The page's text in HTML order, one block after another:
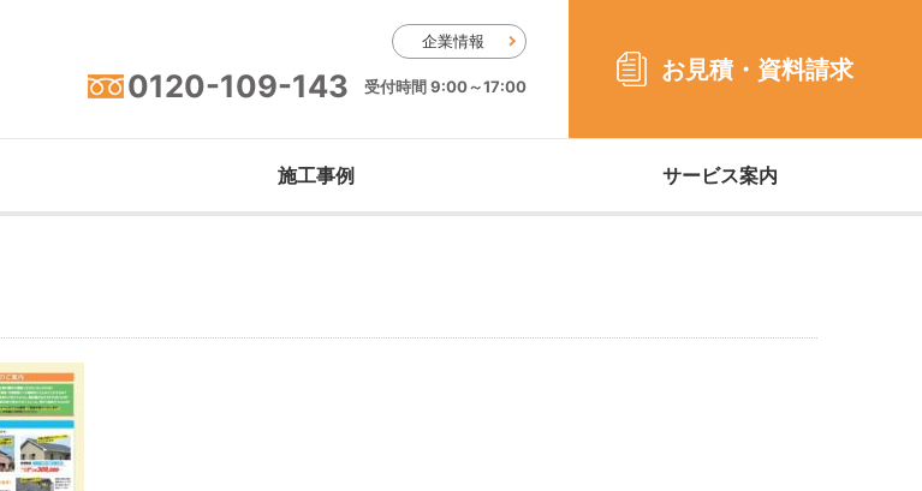
企業情報
0120-109-143 受付時間 9:00～17:00
お見積・ 資料請求
施工事例 サービス案内